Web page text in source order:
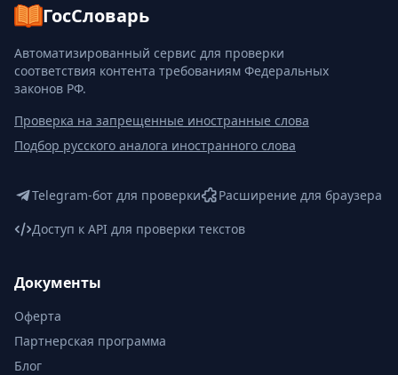
ГосСловарь
Автоматизированный сервис для проверки
соответствия контента требованиям Федеральных
законов РФ.
Проверка на запрещенные иностранные слова
Подбор русского аналога иностранного слова
Telegram-бот для проверки
Расширение для браузера
Доступ к API для проверки текстов
Документы
Оферта
Партнерская программа
Блог